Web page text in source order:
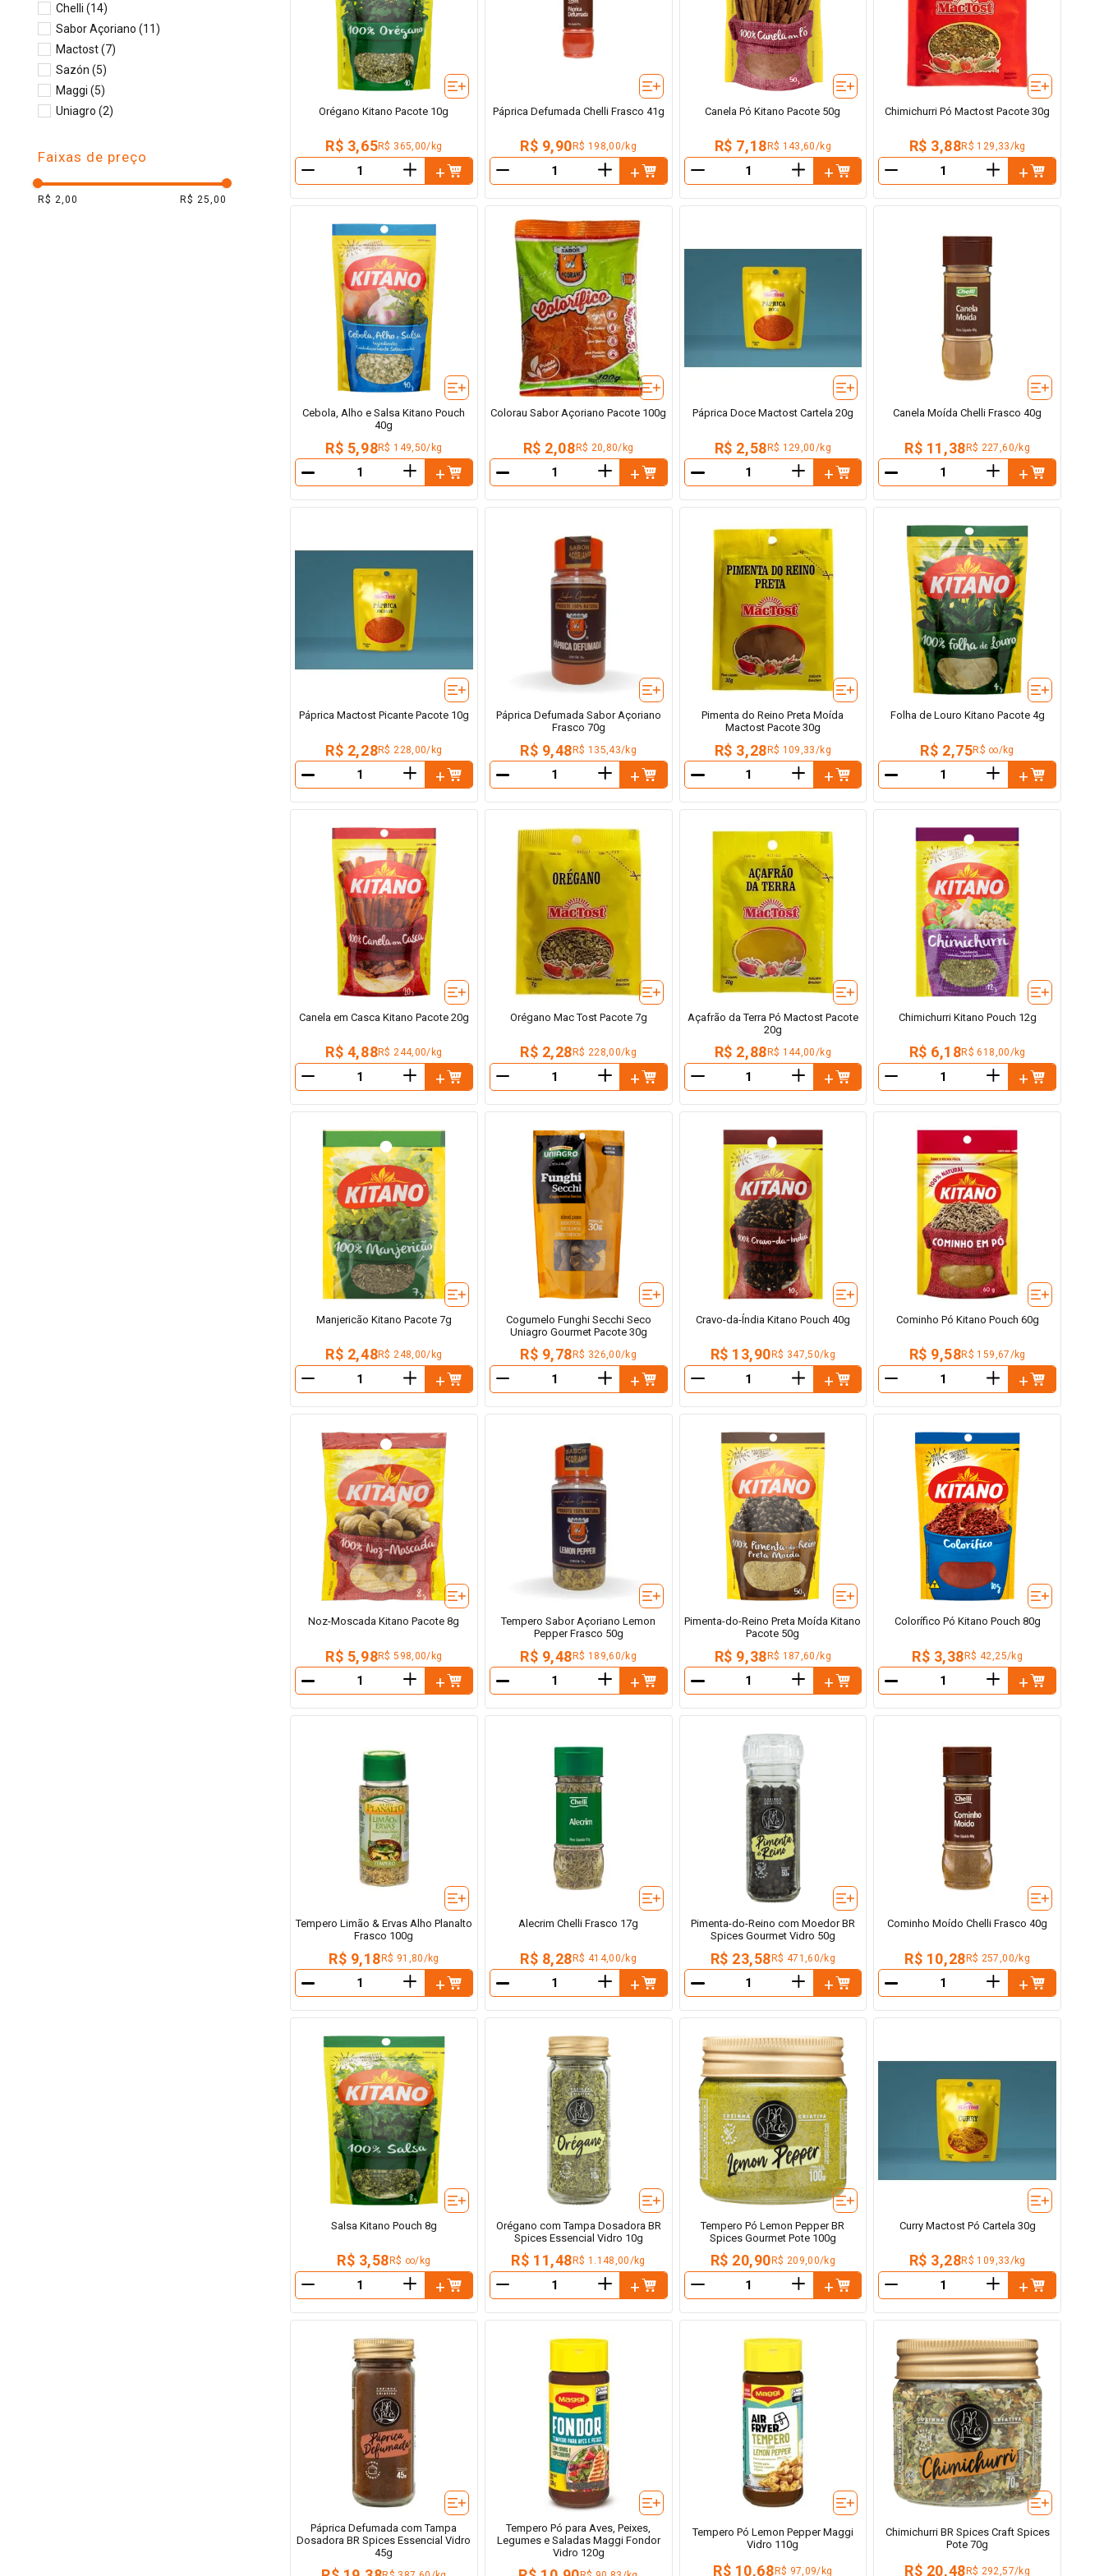
Chelli (14)
Sabor Açoriano (11)
Mactost (7)
Sazón (5)
Maggi (5)
Uniagro (2)
Raiola( 1
Faixas de preço
R$ 2,00 R$ 25,00
Orégano Kitano Pacote 10g
R$ 3,65R$ 365,00/kg
＋
Páprica Defumada Chelli Frasco 41g
R$ 9,90R$ 198,00/kg
＋
Canela Pó Kitano Pacote 50g
R$ 7,18R$ 143,60/kg
＋
Chimichurri Pó Mactost Pacote 30g
R$ 3,88R$ 129,33/kg
＋
Cebola, Alho e Salsa Kitano Pouch
40g
R$ 5,98R$ 149,50/kg
＋
－
Colorau Sabor Açoriano Pacote 100g
R$ 2,08 R$ 20,80/kg
＋
－
Páprica Doce Mactost Cartela 20g
R$ 2,58 R$ 129,00/kg
＋
－
Canela Moída Chelli Frasco 40g
R$ 11,38 R$ 227,60/kg
＋
－
Páprica Mactost Picante Pacote 10g
R$ 2,28R$ 228,00/kg
＋
－
Páprica Defumada Sabor Açoriano
Frasco 70g
R$ 9,48 R$ 135,43/kg
＋
－
Pimenta do Reino Preta Moída
Mactost Pacote 30g
R$ 3,28 R$ 109,33/kg
＋
－
Folha de Louro Kitano Pacote 4g
R$ 2,75R$ ∞/kg
＋
－
Canela em Casca Kitano Pacote 20g
R$ 4,88R$ 244,00/kg
＋
Orégano Mac Tost Pacote 7g
R$ 2,28R$ 228,00/kg
＋
Açafrão da Terra Pó Mactost Pacote
20g
R$ 2,88R$ 144,00/kg
＋
Chimichurri Kitano Pouch 12g
R$ 6,18R$ 618,00/kg
＋
Manjericão Kitano Pacote 7g
R$ 2,48R$ 248,00/kg
＋
Cogumelo Funghi Secchi Seco
Uniagro Gourmet Pacote 30g
R$ 9,78R$ 326,00/kg
＋
Cravo-da-Índia Kitano Pouch 40g
R$ 13,90R$ 347,50/kg
＋
Cominho Pó Kitano Pouch 60g
R$ 9,58R$ 159,67/kg
＋
Noz-Moscada Kitano Pacote 8g
R$ 5,98R$ 598,00/kg
＋
－
Tempero Sabor Açoriano Lemon
Pepper Frasco 50g
R$ 9,48 R$ 189,60/kg
＋
－
Pimenta-do-Reino Preta Moída Kitano
Pacote 50g
R$ 9,38 R$ 187,60/kg
＋
－
Colorífico Pó Kitano Pouch 80g
R$ 3,38R$ 42,25/kg
＋
－
Tempero Limão & Ervas Alho Planalto
Frasco 100g
R$ 9,18 R$ 91,80/kg
＋
－
Alecrim Chelli Frasco 17g
R$ 8,28 R$ 414,00/kg
＋
－
Pimenta-do-Reino com Moedor BR
Spices Gourmet Vidro 50g
R$ 23,58 R$ 471,60/kg
＋
－
Cominho Moído Chelli Frasco 40g
R$ 10,28 R$ 257,00/kg
＋
－
Salsa Kitano Pouch 8g
R$ 3,58R$ ∞/kg
＋
Orégano com Tampa Dosadora BR
Spices Essencial Vidro 10g
R$ 11,48R$ 1.148,00/kg
＋
Tempero Pó Lemon Pepper BR
Spices Gourmet Pote 100g
R$ 20,90R$ 209,00/kg
＋
Curry Mactost Pó Cartela 30g
R$ 3,28R$ 109,33/kg
＋
Páprica Defumada com Tampa
Dosadora BR Spices Essencial Vidro
45g
Tempero Pó para Aves, Peixes,
Legumes e Saladas Maggi Fondor
Vidro 120g
Tempero Pó Lemon Pepper Maggi
Vidro 110g
R$ 10,68R$ 97,09/kg
Chimichurri BR Spices Craft Spices
Pote 70g
R$ 20,48R$ 292,57/kg